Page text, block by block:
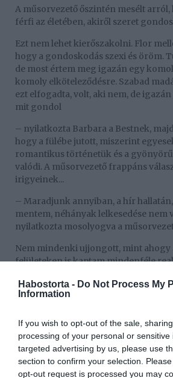
Habostorta - Do Not Process My
Information
If you wish to opt-out of the sale,
processing of your personal or
targeted advertising by us, please use
section to confirm your selection.
opt-out request is processed you may
A műsorvezető őszintén mesélt arról,
férfi az életében, akiről szeret
Ezt nem lehet kierőszakolni. Flor
hogy a gondoskodás szexi és öröm.
de most értem meg igazán egy
komoly elköteleződésre. Szabad
ezt elfogadta, volt, aki nem, de
mit gondol
– nyilatkozta Barbara a Bestnek,
hogy a fülébe jutott, miszerint
romantikus történetük és a
valódi. A műsorvezető frappáns
irigyeinek...
– Maradjunk annyiban, a hír
mentem, néhányak lelkesedése nem
nyilatkozta mosolyogva a
Nem mindenki ujjongott, mint ahogy
felületeken is kaptam mindenféle
kommenteket, csak hallom, sok
hogy 43 évesen milyen idős vagyok a
megdöbbentő állítások is eljutottak
kapcsolatban.
Sőt, még olyan is a fülembe jutott,
házasságunk kamu, s hogy a férjem